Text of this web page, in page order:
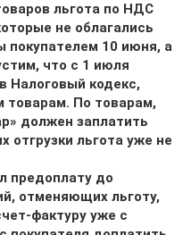
льгота по НДС
не облагались
10 июня, а
что с 1 июля
Налоговый кодекс,
товарам. По товарам,
должен заплатить
отгрузки льгота уже не
предоплату до
отменяющих льготу,
фактуру уже с